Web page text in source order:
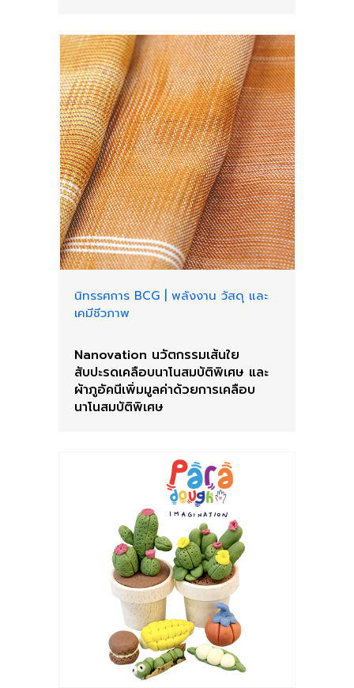
นิทรรศการ BCG
พลังงาน วัสดุ และ
เคมีชีวภาพ
Nanovation นวัตกรรมเส้นใย
สับปะรดเคลือบนาโนสมบัติพิเศษ และ
ผ้าภูอัคนีเพิ่มมูลค่าด้วยการเคลือบ
นาโนสมบัติพิเศษ